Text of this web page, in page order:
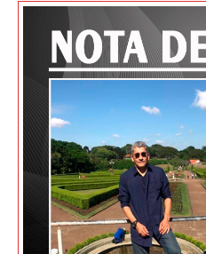
EVENTOS
CLUBE
CONTATO